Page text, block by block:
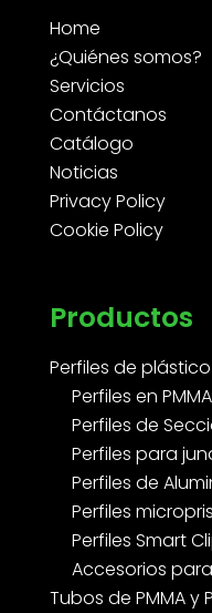
Home
¿Quiénes somos?
Servicios
Contáctanos
Catálogo
Noticias
Privacy Policy
Cookie Policy
Productos
Perfiles de plástico
Perfiles en
Perfiles de
Perfiles para
Perfiles de
Perfiles
Perfiles Smart
Accesorios
Tubos de PMMA